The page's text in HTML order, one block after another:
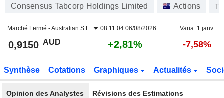
Consensus Tabcorp Holdings Limited Actions
Marché Fermé -Australian S.E. 08:11:04 06/08/2026 Varia. 1 janv.
0,9150 AUD +2,81% -7,58%
Synthèse Cotations Graphiques Actualités
Opinion des Analystes Révisions des Estimations